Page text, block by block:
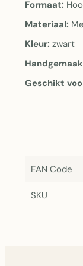
Formaat:
Materiaal:
Kleur: zwart
Geschikt
EAN Code
SKU